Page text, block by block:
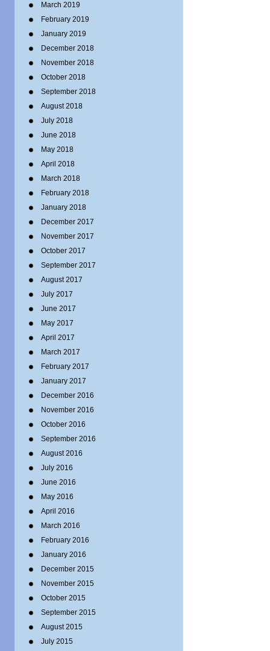
March 2019
February 2019
January 2019
December 2018
November 2018
October 2018
September 2018
August 2018
July 2018
June 2018
May 2018
April 2018
March 2018
February 2018
January 2018
December 2017
November 2017
October 2017
September 2017
August 2017
July 2017
June 2017
May 2017
April 2017
March 2017
February 2017
January 2017
December 2016
November 2016
October 2016
September 2016
August 2016
July 2016
June 2016
May 2016
April 2016
March 2016
February 2016
January 2016
December 2015
November 2015
October 2015
September 2015
August 2015
July 2015